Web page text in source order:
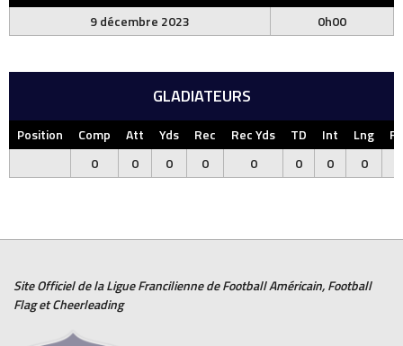
9 décembre 2023
0h00
GLADIATEURS
Position Comp Att Yds Rec Rec Yds TD Int Lng
0
0 0 0 0 0 0 0
Site Officiel de la Ligue Francilienne deFootball Américain,Football
FlagetCheerleading